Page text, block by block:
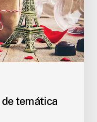
de temática